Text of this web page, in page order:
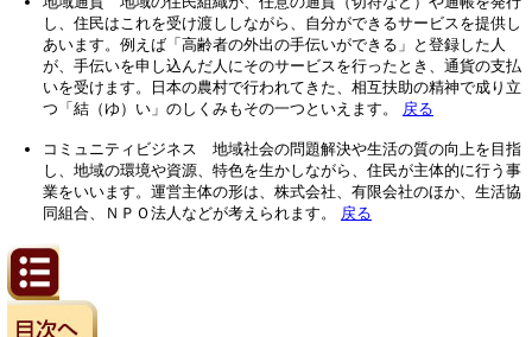
し、住民はこれを受け渡ししながら、自分ができるサービスを提供し
あいます。例えば「高齢者の外出の手伝いができる」と登録した人
が、手伝いを申し込んだ人にそのサービスを行ったとき、通貨の支払
いを受けます。日本の農村で行われてきた、相互扶助の精神で成り立
つ「結（ゆ）い」のしくみもその一つといえます。
戻る
コミュニティビジネス 地域社会の問題解決や生活の質の向上を目指
し、地域の環境や資源、特色を生かしながら、住民が主体的に行う事
業をいいます。運営主体の形は、株式会社、有限会社のほか、生活協
同組合、ＮＰＯ法人などが考えられます。
戻る